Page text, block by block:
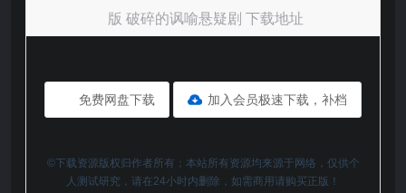
版 破碎的讽喻悬疑剧 下载地址
免费网盘下载 加入会员极速下载，补档
©下载资源版权归作者所有；本站所有资源均来源于网络，仅供个
人测试研究，请在24小时内删除，如需商用请购买正版！